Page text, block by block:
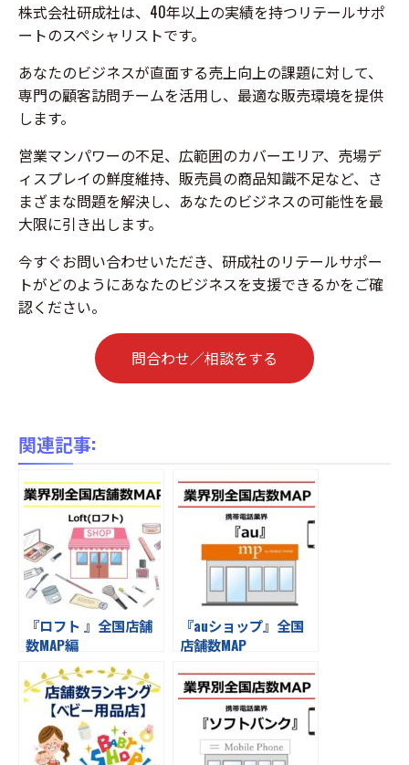
株式会社研成社は、40年以上の実績を持つリテールサポ
ートのスペシャリストです。
あなたのビジネスが直面する売上向上の課題に対して、
専門の顧客訪問チームを活用し、最適な販売環境を提供
します。
営業マンパワーの不足、広範囲のカバーエリア、売場デ
ィスプレイの鮮度維持、販売員の商品知識不足など、さ
まざまな問題を解決し、あなたのビジネスの可能性を最
大限に引き出します。
今すぐお問い合わせいただき、研成社のリテールサポー
トがどのようにあなたのビジネスを支援できるかをご確
認ください。
問合わせ／相談をする
関連記事:
『ロフト 』全国店舗
数MAP編
『auショップ』全国
店舗数MAP